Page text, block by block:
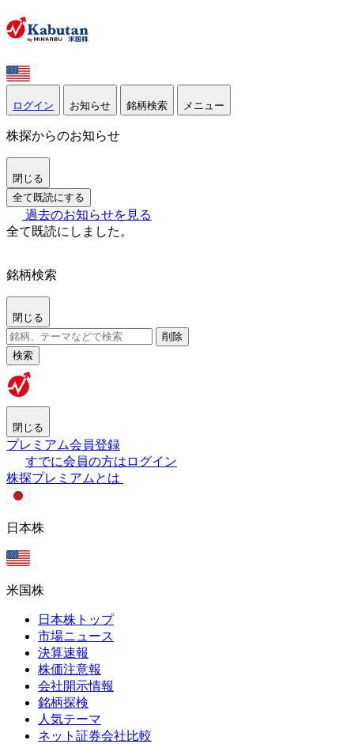
ログイン お知らせ 銘柄検索 メニュー
株探からのお知らせ
閉じる
全て既読にする
過去のお知らせを見る
全て既読にしました。
銘柄検索
閉じる
削除
検索
閉じる
プレミアム会員登録
すでに会員の方はログイン
株探プレミアムとは
日本株
米国株
日本株トップ
市場ニュース
決算速報
株価注意報
会社開示情報
銘柄探検
人気テーマ
ネット証券会社比較